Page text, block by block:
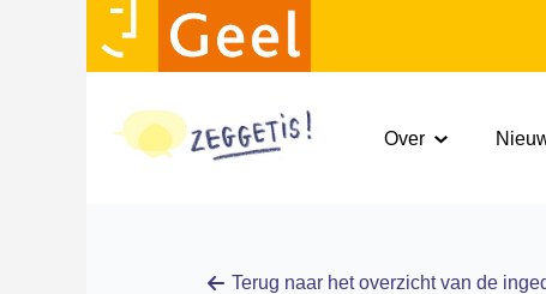
Over
Terug naar het overzicht van de